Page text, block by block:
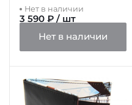
Нет в наличии
3 590 ₽ / шт
Нет в наличии